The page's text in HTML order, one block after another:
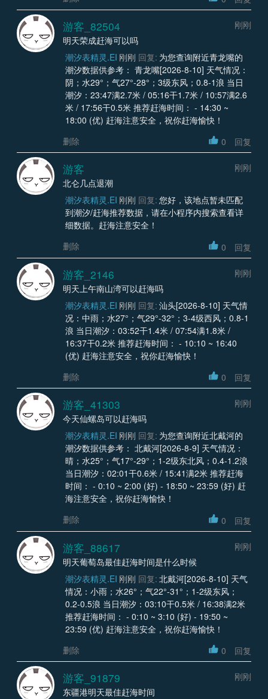
游客_82504
刚刚
明天荣成赶海可以吗
潮汐表精灵.EI 刚刚 回复: 为您查询附近青龙嘴的
潮汐数据供参考： 青龙嘴[2026-8-10] 天气情况：
阴；水29°；气27°-28°；3级东风；0.8-1浪 当日
潮汐：23:47满2.7米 / 05:16干1.7米 / 10:57满2.6
米 / 17:56干0.5米 推荐赶海时间： - 14:30 ~
18:00 (优) 赶海注意安全，祝你赶海愉快！
删除
0 回复
游客
刚刚
北仑几点退潮
潮汐表精灵.EI 刚刚 回复: 您好，该地点暂未匹配
到潮汐/赶海推荐数据，请在小程序内搜索查看详
细数据。赶海注意安全！
删除
0 回复
游客_2146
刚刚
明天上午南山湾可以赶海吗
潮汐表精灵.EI 刚刚 回复: 汕头[2026-8-10] 天气情
况：中雨；水27°；气29°-32°；3-4级西风；0.8-1
浪 当日潮汐：03:52干1.4米 / 07:54满1.8米 /
16:37干0.2米 推荐赶海时间： - 10:10 ~ 16:40
(优) 赶海注意安全，祝你赶海愉快！
删除
0 回复
游客_41303
刚刚
今天仙螺岛可以赶海吗
潮汐表精灵.EI 刚刚 回复: 为您查询附近北戴河的
潮汐数据供参考： 北戴河[2026-8-9] 天气情况：
晴；水25°；气17°-29°；1-2级东北风；0.4-1.2浪
当日潮汐：02:01干0.6米 / 15:41满2米 推荐赶海
时间： - 0:10 ~ 2:00 (好) - 18:50 ~ 23:59 (好) 赶
海注意安全，祝你赶海愉快！
删除
0 回复
游客_88617
刚刚
明天葡萄岛最佳赶海时间是什么时候
潮汐表精灵.EI 刚刚 回复: 北戴河[2026-8-10] 天气
情况：小雨；水26°；气22°-31°；1-2级东风；
0.2-0.5浪 当日潮汐：03:10干0.5米 / 16:38满2米
推荐赶海时间： - 0:10 ~ 3:10 (好) - 19:50 ~
23:59 (优) 赶海注意安全，祝你赶海愉快！
删除
0 回复
游客_91879
刚刚
东疆港明天最佳赶海时间